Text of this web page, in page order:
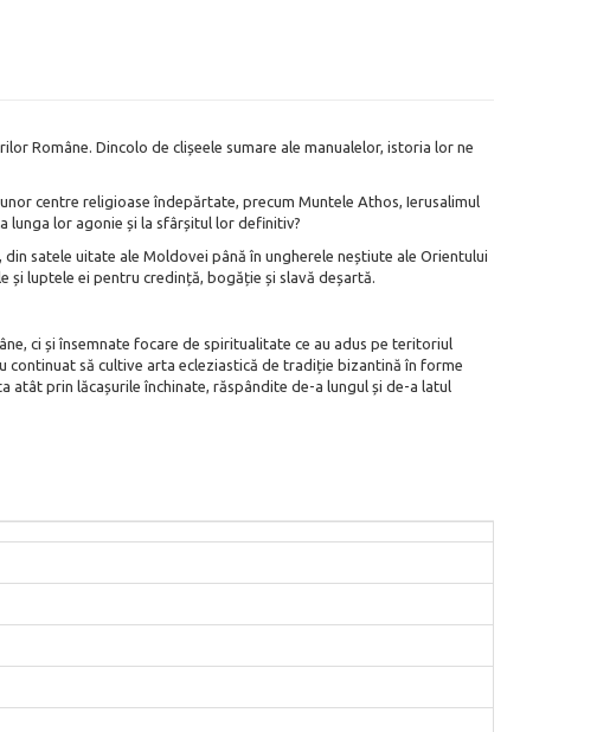
Române. Dincolo de clișeele sumare ale manualelor, istoria lor ne
centre religioase îndepărtate, precum Muntele Athos, Ierusalimul
lunga lor agonie și la sfârșitul lor definitiv?
satele uitate ale Moldovei până în ungherele neștiute ale Orientului
luptele ei pentru credință, bogăție și slavă deșartă.
ci și însemnate focare de spiritualitate ce au adus pe teritoriul
continuat să cultive arta ecleziastică de tradiție bizantină în forme
atât prin lăcașurile închinate, răspândite de-a lungul și de-a latul